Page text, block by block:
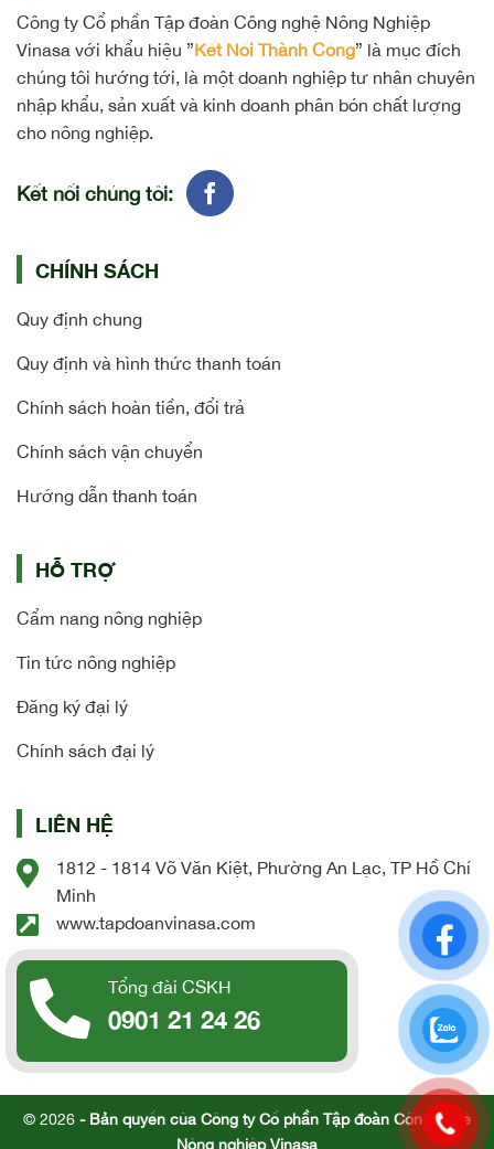
Công ty Cổ phần Tập đoàn Công nghệ Nông Nghiệp
Vinasa với khẩu hiệu ”Kết Nối Thành Công” là mục đích
chúng tôi hướng tới, là một doanh nghiệp tư nhân chuyên
nhập khẩu, sản xuất và kinh doanh phân bón chất lượng
cho nông nghiệp.
Kết nối chúng tôi:
CHÍNH SÁCH
Quy định chung
Quy định và hình thức thanh toán
Chính sách hoàn tiền, đổi trả
Chính sách vận chuyển
Hướng dẫn thanh toán
HỖ TRỢ
Cẩm nang nông nghiệp
Tin tức nông nghiệp
Đăng ký đại lý
Chính sách đại lý
LIÊN HỆ
1812 - 1814 Võ Văn Kiệt, Phường An Lạc, TP Hồ Chí
Minh
www.tapdoanvinasa.com
Tổng đài CSKH
0901 21 24 26
© 2026 - Bản quyền của Công ty Cổ phần Tập đoàn Công nghệ
Nông nghiệp Vinasa